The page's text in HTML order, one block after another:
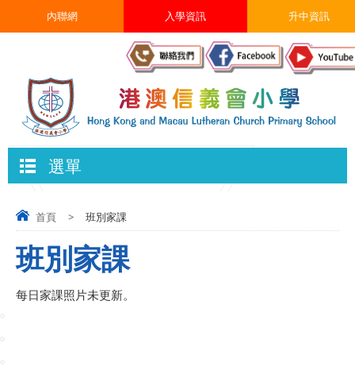
升中資訊
入學資訊
內聯網
選單
首頁 > 班別家課
班別家課
每日家課照片未更新。